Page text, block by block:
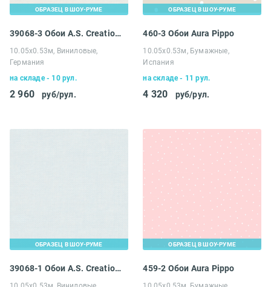
ОБРАЗЕЦ В ШОУ-РУМЕ
39068-3 Обои A.S. Creation Maison Charme
10.05х0.53м, Виниловые,
Германия
на складе - 10 рул.
2 960 руб/рул.
ОБРАЗЕЦ В ШОУ-РУМЕ
460-3 Обои Aura Pippo
10.05х0.53м, Бумажные,
Испания
на складе - 11 рул.
4 320 руб/рул.
ОБРАЗЕЦ В ШОУ-РУМЕ
39068-1 Обои A.S. Creation Maison Charme
ОБРАЗЕЦ В ШОУ-РУМЕ
459-2 Обои Aura Pippo